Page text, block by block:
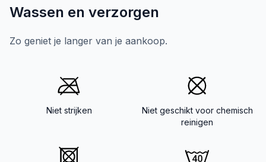
Wassen en verzorgen
Zo geniet je langer van je aankoop.
Niet strijken
Niet geschikt voor chemisch
reinigen